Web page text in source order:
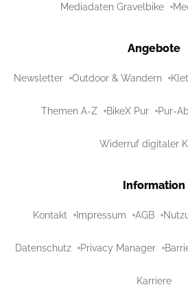
Mediadaten Gravelbike
Angebote
Newsletter Outdoor & Wandern
Themen A-Z BikeX Pur Pur-
Widerruf digitaler
Information
Kontakt Impressum AGB
Datenschutz Privacy Manager
Karriere